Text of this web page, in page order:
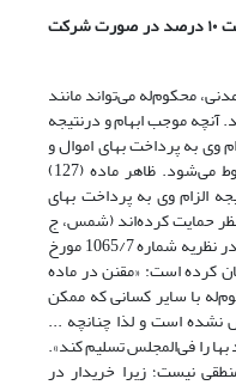
له به پرداخت ۱۰ درصد در صورت شرکت
احکام مدنی، محکوم‌له می‌تواند مانند
موجب ابهام و درنتیجه
وی به پرداخت بهای اموال و
ازجمله ۱۰ درصد در مجلس مزایده مربوط می‌شود. ظاهر ماده (127)
الزام وی به پرداخت بهای
حمایت کرده‌اند (شمس، ج
2، 1398: 537). اداره حقوقی قوه قضائیه در نظریه شماره 1065/7 مورخ
و بیان کرده است: «مقنن در ماده
با سایر کسانی که ممکن
نشده است و لذا چنانچه ...
مزایده شود باید ۱۰ درصد بها را فی‌المجلس تسلیم کند».
نیست؛ زیرا خریدار در